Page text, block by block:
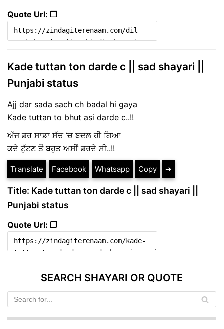
Quote Url: ❐
Kade tuttan ton darde c || sad shayari ||
Punjabi status
Ajj dar sada sach ch badal hi gaya
Kade tuttan to bhut asi darde c..!!
ਅੱਜ ਡਰ ਸਾਡਾ ਸੱਚ ‘ਚ ਬਦਲ ਹੀ ਗਿਆ
ਕਦੇ ਟੁੱਟਣ ਤੋਂ ਬਹੁਤ ਅਸੀਂ ਡਰਦੇ ਸੀ..!!
Translate Facebook Whatsapp Copy ➔
Title: Kade tuttan ton darde c || sad shayari ||
Punjabi status
Quote Url: ❐
SEARCH SHAYARI OR QUOTE